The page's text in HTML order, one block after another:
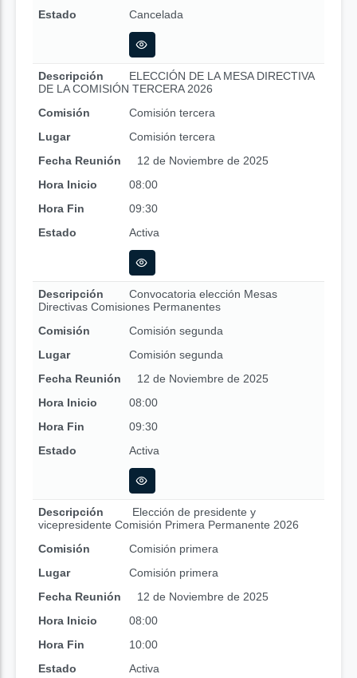
Estado
Cancelada
Descripción
ELECCIÓN DE LA MESA DIRECTIVA
DE LA COMISIÓN TERCERA 2026
Comisión
Comisión tercera
Lugar
Comisión tercera
Fecha Reunión
12 de Noviembre de 2025
Hora Inicio
08:00
Hora Fin
09:30
Estado
Activa
Descripción
Convocatoria elección Mesas
Directivas Comisiones Permanentes
Comisión
Comisión segunda
Lugar
Comisión segunda
Fecha Reunión
12 de Noviembre de 2025
Hora Inicio
08:00
Hora Fin
09:30
Estado
Activa
Descripción
Elección de presidente y
vicepresidente Comisión Primera Permanente 2026
Comisión
Comisión primera
Lugar
Comisión primera
Fecha Reunión
12 de Noviembre de 2025
Hora Inicio
08:00
Hora Fin
10:00
Estado
Activa